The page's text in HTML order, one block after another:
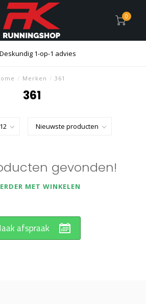
0
Deskundig 1-op-1 advies
/ Merken / 361
361
gevonden!
MET WINKELEN
afspraak